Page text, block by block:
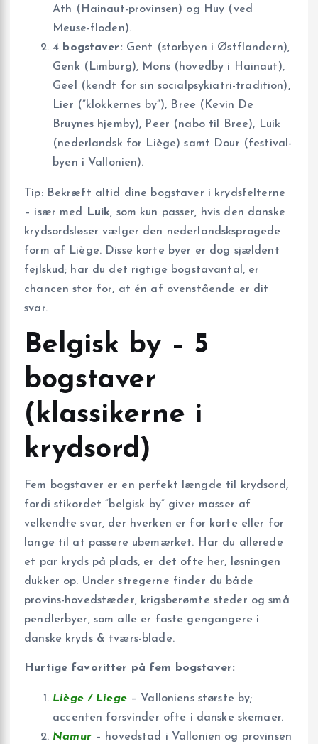
Ath (Hainaut-provinsen) og Huy (ved
Meuse-floden).
4 bogstaver: Gent (storbyen i Østflandern),
Genk (Limburg), Mons (hovedby i Hainaut),
Geel (kendt for sin socialpsykiatri-tradition),
Lier (”klokkernes by”), Bree (Kevin De
Bruynes hjemby), Peer (nabo til Bree), Luik
(nederlandsk for Liège) samt Dour (festival-
byen i Vallonien).
Tip: Bekræft altid dine bogstaver i krydsfelterne
– især med
Luik, som kun passer, hvis den danske
krydsordsløser vælger den nederlandsksprogede
form af Liège. Disse korte byer er dog sjældent
fejlskud; har du det rigtige bogstavantal, er
chancen stor for, at én af ovenstående er dit
svar.
Belgisk by – 5
bogstaver
(klassikerne i
krydsord)
Fem bogstaver er en perfekt længde til krydsord,
fordi stikordet “belgisk by” giver masser af
velkendte svar, der hverken er for korte eller for
lange til at passere ubemærket. Har du allerede
et par kryds på plads, er det ofte her, løsningen
dukker op. Under stregerne finder du både
provins-hovedstæder, krigs­berømte steder og små
pendlerbyer, som alle er faste gengangere i
danske kryds & tværs-blade.
Hurtige favoritter på fem bogstaver:
Liège / Liege– Valloniens største by;
accenten forsvinder ofte i danske skemaer.
Namur– hovedstad i Vallonien og provinsen